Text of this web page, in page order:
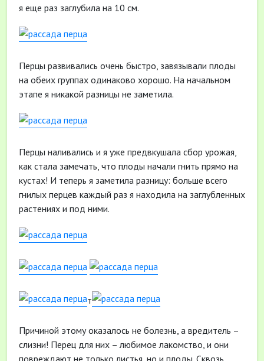
я еще раз заглубила на 10 см.
Перцы развивались очень быстро, завязывали плоды
на обеих группах одинаково хорошо. На начальном
этапе я никакой разницы не заметила.
Перцы наливались и я уже предвкушала сбор урожая,
как стала замечать, что плоды начали гнить прямо на
кустах! И теперь я заметила разницу: больше всего
гнилых перцев каждый раз я находила на заглубленных
растениях и под ними.
т
Причиной этому оказалось не болезнь, а вредитель –
слизни! Перец для них – любимое лакомство, и они
повреждают не только листья, но и плоды. Сквозь